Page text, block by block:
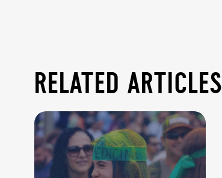
related articles